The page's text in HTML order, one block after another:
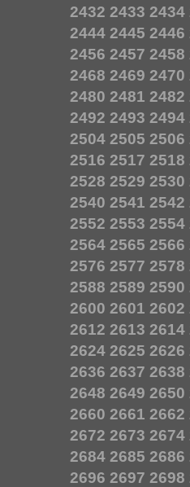
2432 2433 2434
2444 2445 2446
2456 2457 2458
2468 2469 2470
2480 2481 2482
2492 2493 2494
2504 2505 2506
2516 2517 2518
2528 2529 2530
2540 2541 2542
2552 2553 2554
2564 2565 2566
2576 2577 2578
2588 2589 2590
2600 2601 2602
2612 2613 2614
2624 2625 2626
2636 2637 2638
2648 2649 2650
2660 2661 2662
2672 2673 2674
2684 2685 2686
2696 2697 2698